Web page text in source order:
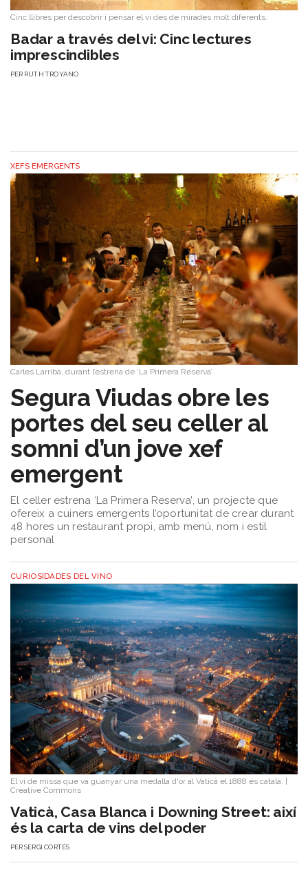
Cinc llibres per descobrir i pensar el vi des de mirades molt diferents.
Badar a través del vi: Cinc lectures
imprescindibles
PER RUTH TROYANO
XEFS EMERGENTS
Carles Larriba, durant l’estrena de ‘La Primera Reserva’.
Segura Viudas obre les
portes del seu celler al
somni d’un jove xef
emergent
El celler estrena ‘La Primera Reserva’, un projecte que
ofereix a cuiners emergents l’oportunitat de crear durant
48 hores un restaurant propi, amb menú, nom i estil
personal
CURIOSIDADES DEL VINO
El vi de missa que va guanyar una medalla d'or al Vaticà el 1888 és català.
Creative Commons
Vaticà, Casa Blanca i Downing Street: així
és la carta de vins del poder
PERSERGI CORTÉS